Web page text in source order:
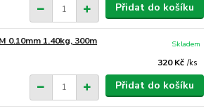
Přidat do košíku
0.10mm 1.40kg, 300m
320 Kč /ks
Skladem
Přidat do košíku